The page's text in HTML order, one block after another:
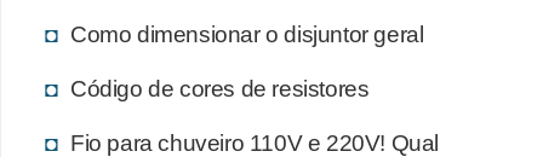
Como dimensionar o disjuntor geral
Código de cores de resistores
Fio para chuveiro 110V e 220V! Qual
e